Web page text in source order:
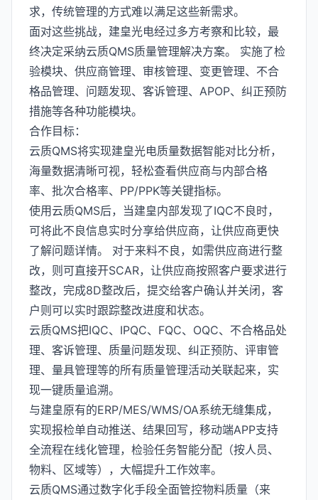
求，传统管理的方式难以满足这些新需求。
面对这些挑战，建皇光电经过多方考察和比较，最
终决定采纳云质QMS质量管理解决方案。 实施了检
验模块、供应商管理、审核管理、变更管理、不合
格品管理、问题发现、客诉管理、APOP、纠正预防
措施等各种功能模块。
合作目标：
云质QMS将实现建皇光电质量数据智能对比分析，
海量数据清晰可视，轻松查看供应商与内部合格
率、批次合格率、PP/PPK等关键指标。
使用云质QMS后，当建皇内部发现了IQC不良时，
可将此不良信息实时分享给供应商，让供应商更快
了解问题详情。 对于来料不良，如需供应商进行整
改，则可直接开SCAR，让供应商按照客户要求进行
整改，完成8D整改后，提交给客户确认并关闭，客
户则可以实时跟踪整改进度和状态。
云质QMS把IQC、IPQC、FQC、OQC、不合格品处
理、客诉管理、质量问题发现、纠正预防、评审管
理、量具管理等的所有质量管理活动关联起来，实
现一键质量追溯。
与建皇原有的ERP/MES/WMS/OA系统无缝集成，
实现报检单自动推送、结果回写，移动端APP支持
全流程在线化管理，检验任务智能分配（按人员、
物料、区域等），大幅提升工作效率。
云质QMS通过数字化手段全面管控物料质量（来